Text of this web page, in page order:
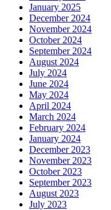
January 2025
December 2024
November 2024
October 2024
September 2024
August 2024
July 2024
June 2024
May 2024
April 2024
March 2024
February 2024
January 2024
December 2023
November 2023
October 2023
September 2023
August 2023
July 2023